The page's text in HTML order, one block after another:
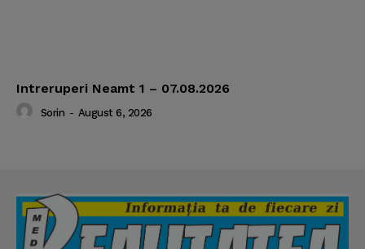
Intreruperi Neamt 1 – 07.08.2026
Sorin - August 6, 2026